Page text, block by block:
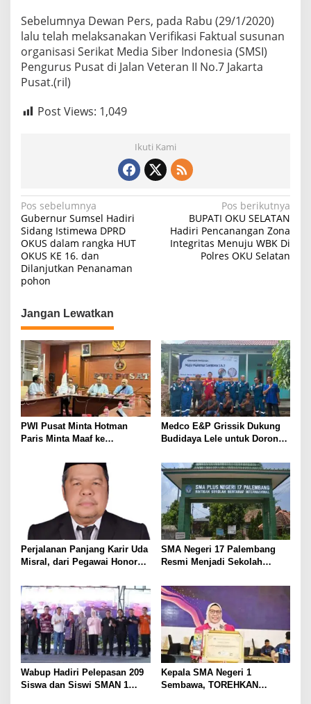
Sebelumnya Dewan Pers, pada Rabu (29/1/2020)
lalu telah melaksanakan Verifikasi Faktual susunan
organisasi Serikat Media Siber Indonesia (SMSI)
Pengurus Pusat di Jalan Veteran II No.7 Jakarta
Pusat.(ril)
Post Views: 1,049
Ikuti Kami
N
a
v
i
g
a
s
i
p
o
s
Pos sebelumnya
Gubernur Sumsel Hadiri
Sidang Istimewa DPRD
OKUS dalam rangka HUT
OKUS KE 16. dan
Dilanjutkan Penanaman
pohon
Pos berikutnya
BUPATI OKU SELATAN
Hadiri Pencanangan Zona
Integritas Menuju WBK Di
Polres OKU Selatan
Jangan Lewatkan
PWI Pusat Minta Hotman
Paris Minta Maaf ke
Pers Harus Dihormati
Medco E&P Grissik Dukung
Budidaya Lele untuk Dorong
Masyarakat
Perjalanan Panjang Karir Uda
Misral, dari Pegawai Honorer
Karir Jabatan Struktural
Eselon III
SMA Negeri 17 Palembang
Resmi Menjadi Sekolah
Wabup Hadiri Pelepasan 209
Siswa dan Siswi SMAN 1
Kepala SMA Negeri 1
Sembawa, TOREHKAN